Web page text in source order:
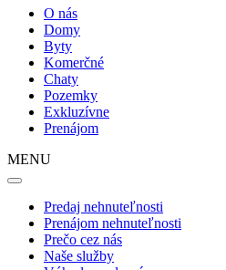
O nás
Domy
Byty
Komerčné
Chaty
Pozemky
Exkluzívne
Prenájom
MENU
Predaj nehnuteľnosti
Prenájom nehnuteľnosti
Prečo cez nás
Naše služby